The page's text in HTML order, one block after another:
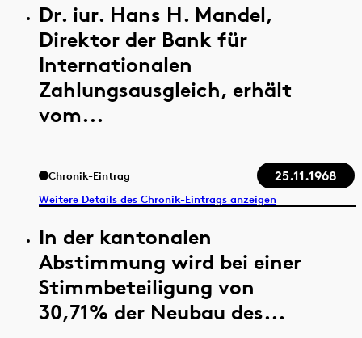
Dr. iur. Hans H. Mandel,
Direktor der Bank für
Internationalen
Zahlungsausgleich, erhält
vom...
Chronik-Eintrag 25.11.1968
Weitere Details des Chronik-Eintrags anzeigen
In der kantonalen
Abstimmung wird bei einer
Stimmbeteiligung von
30,71% der Neubau des...